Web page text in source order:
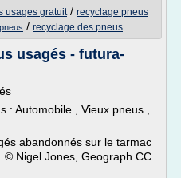
usages gratuit/ recyclage pneus
/ recyclage des pneus
usagés - futura-
: Automobile , Vieux pneus ,
abandonnés sur le tarmac
Nigel Jones, Geograph CC